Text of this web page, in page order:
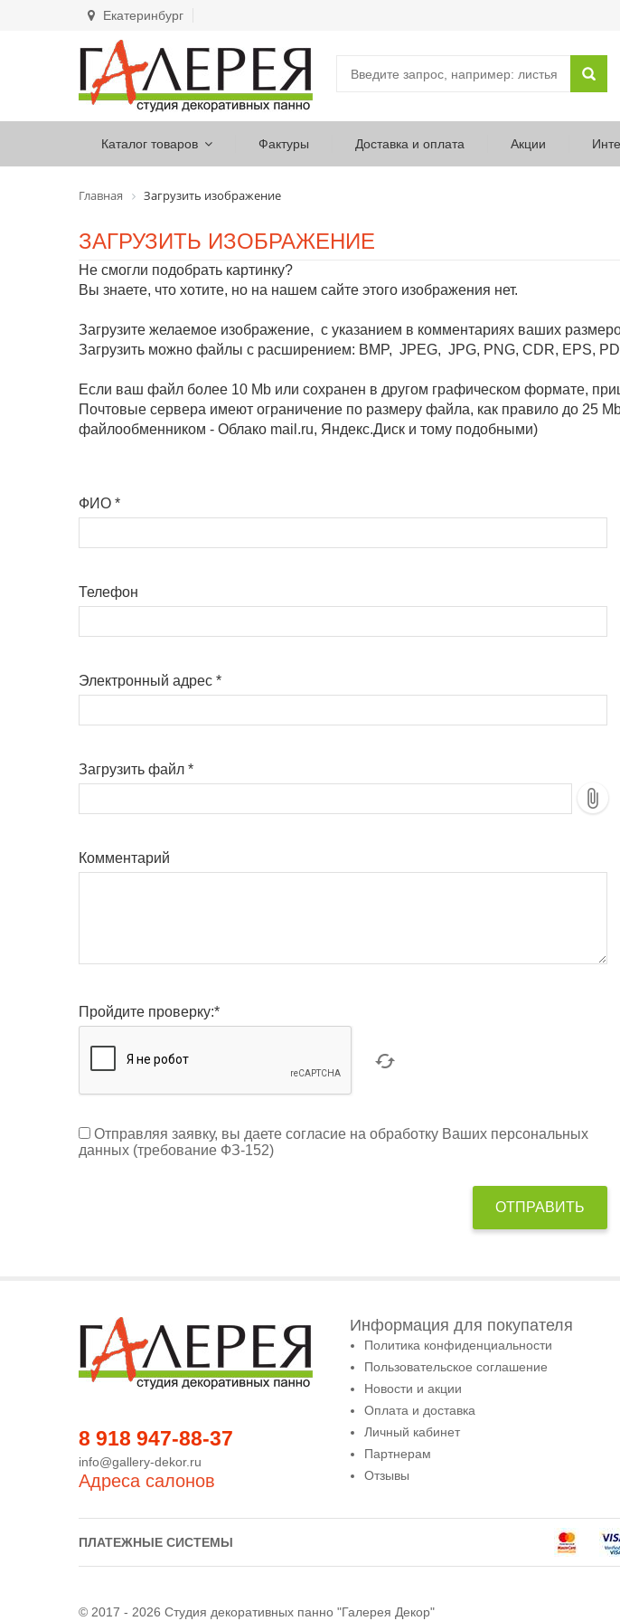
Екатеринбург
Каталог товаров Фактуры Доставка и оплата Акции
Главная Загрузить изображение
ЗАГРУЗИТЬ ИЗОБРАЖЕНИЕ
Не смогли подобрать картинку?
Вы знаете, что хотите, но на нашем сайте этого изображения нет.
Загрузите желаемое изображение, с указанием в комментариях ваших
Загрузить можно файлы с расширением: BMP, JPEG, JPG, PNG, CDR, EPS,
Если ваш файл более 10 Mb или сохранен в другом графическом формате,
Почтовые сервера имеют ограничение по размеру файла, как правило до 25
файлообменником - Облако mail.ru, Яндекс.Диск и тому подобными)
ФИО *
Телефон
Электронный адрес *
Загрузить файл *
Комментарий
Пройдите проверку:*
Отправляя заявку, вы даете согласие на обработку Ваших персональных
данных (требование ФЗ-152)
8 918 947-88-37
info@gallery-dekor.ru
Адреса салонов
Информация для покупателя
Политика конфиденциальности
Пользовательское соглашение
Новости и акции
Оплата и доставка
Личный кабинет
Партнерам
Отзывы
ПЛАТЕЖНЫЕ СИСТЕМЫ
© 2017 - 2026 Студия декоративных панно "Галерея Декор"